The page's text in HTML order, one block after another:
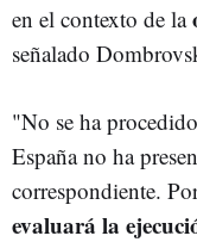
en el contexto de la
señalado
"No se ha
España no ha
correspondiente.
evaluará la